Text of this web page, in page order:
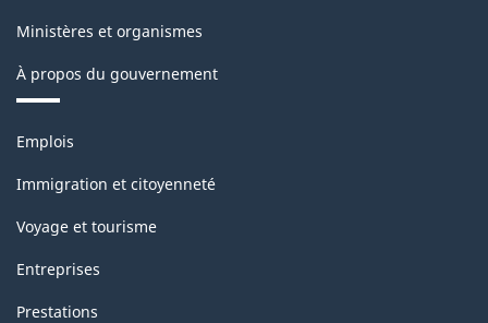
Ministères et organismes
À propos du gouvernement
Thèmes
sujets
Emplois
Immigration et citoyenneté
Voyage et tourisme
Entreprises
Prestations